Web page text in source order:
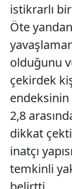
istikrarlı
Öte
olduğunu
çekirdek
endeksinin
2,8
dikkat
inatçı
temkinli